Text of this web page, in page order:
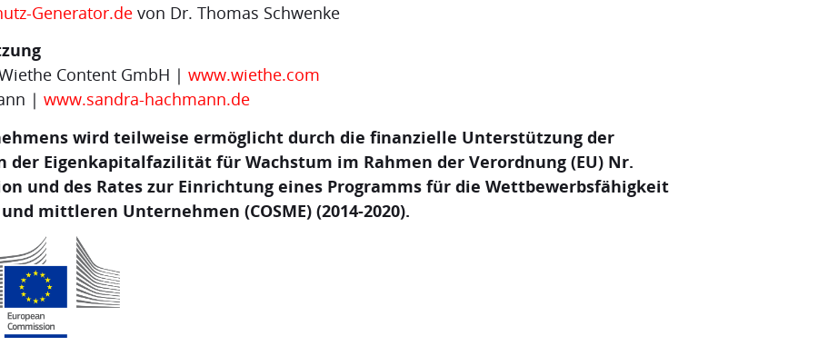
Generator.de von Dr. Thomas Schwenke
Content GmbH | www.wiethe.com
| www.sandra-hachmann.de
wird teilweise ermöglicht durch die finanzielle Unterstützung der
der Eigenkapitalfazilität für Wachstum im Rahmen der Verordnung (EU) Nr.
und des Rates zur Einrichtung eines Programms für die Wettbewerbsfähigkeit
mittleren Unternehmen (COSME) (2014-2020).